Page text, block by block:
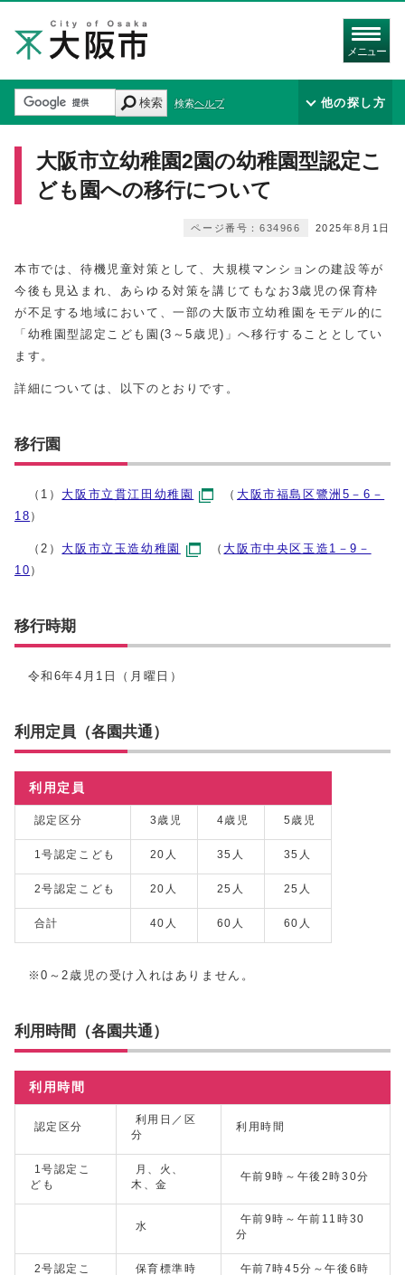
メニュー
検索 検索ヘルプ 他の探し方
大阪市立幼稚園2園の幼稚園型認定こ
ども園への移行について
2025年8月1日
ページ番号：634966
本市では、待機児童対策として、大規模マンションの建設等が
今後も見込まれ、あらゆる対策を講じてもなお3歳児の保育枠
が不足する地域において、一部の大阪市立幼稚園をモデル的に
「幼稚園型認定こども園(3～5歳児)」へ移行することとしてい
ます。
詳細については、以下のとおりです。
移行園
（1） 大阪市立貫江田幼稚園 （ 大阪市福島区鷺洲5－6－
18 ）
（2） 大阪市立玉造幼稚園 （ 大阪市中央区玉造1－9－
10 ）
移行時期
令和6年4月1日（月曜日）
利用定員（各園共通）
利用定員
認定区分 3歳児 4歳児 5歳児
1号認定こども 20人 35人 35人
2号認定こども 20人 25人 25人
合計 40人 60人 60人
※0～2歳児の受け入れはありません。
利用時間（各園共通）
利用時間
認定区分
利用日／区
分
利用時間
1号認定こ
ども
月、火、
木、金
午前9時～午後2時30分
水
午前9時～午前11時30
分
2号認定こ
保育標準時
午前7時45分～午後6時